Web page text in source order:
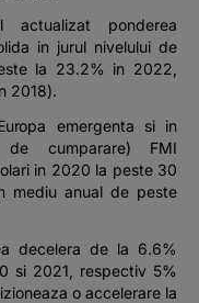
ponderea
in jurul nivelului de
la 23.2% in 2022,
2018).
emergenta si in
cumparare) FMI
in 2020 la peste 30
mediu anual de peste
decelera de la 6.6%
si 2021, respectiv 5%
o accelerare la